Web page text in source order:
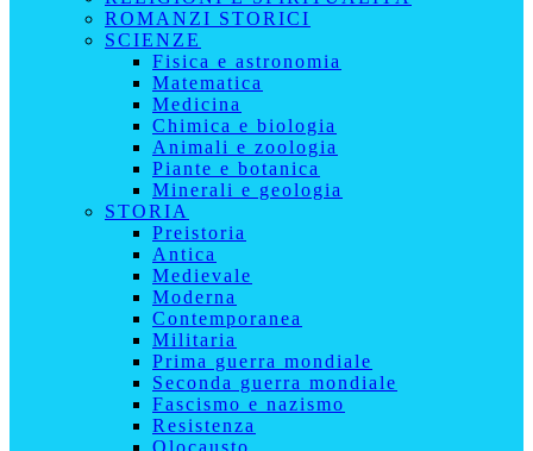
ROMANZI STORICI
SCIENZE
Fisica e astronomia
Matematica
Medicina
Chimica e biologia
Animali e zoologia
Piante e botanica
Minerali e geologia
STORIA
Preistoria
Antica
Medievale
Moderna
Contemporanea
Militaria
Prima guerra mondiale
Seconda guerra mondiale
Fascismo e nazismo
Resistenza
Olocausto